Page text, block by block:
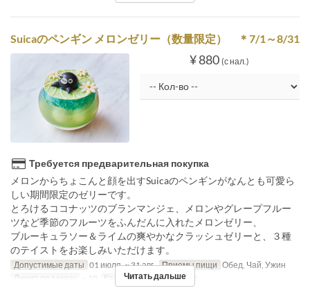
Suicaのペンギン メロンゼリー（数量限定） ＊7/1～8/31
¥ 880 (с нал.)
Требуется предварительная покупка
メロンからちょこんと顔を出すSuicaのペンギンがなんとも可愛ら
しい期間限定のゼリーです。
とろけるココナッツのブランマンジェ、メロンやグレープフルー
ツなど季節のフルーツをふんだんに入れたメロンゼリー、
ブルーキュラソー＆ライムの爽やかなクラッシュゼリーと、３種
のテイストをお楽しみいただけます。
Допустимые даты 01 июля. ~ 31 авг. Приемы пищи Обед, Чай, Ужин
Лимит по заказу
~ 10 Категория места ケーキ
Читать дальше